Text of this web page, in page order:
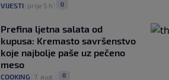
VIJESTI prije 5 h 0
Prefina ljetna salata od
kupusa: Kremasto savršenstvo
koje najbolje paše uz pečeno
meso
COOKING 7. aug. 0